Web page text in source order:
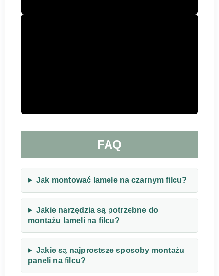
FAQ
Jak montować lamele na czarnym filcu?
Jakie narzędzia są potrzebne do
montażu lameli na filcu?
Jakie są najprostsze sposoby montażu
paneli na filcu?